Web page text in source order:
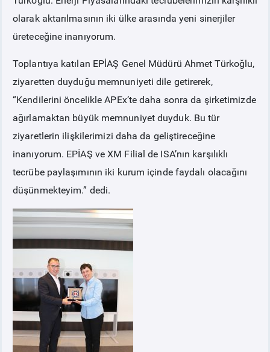
DUYURULAR
BT HİZMET YÖNETİM SİSTEMİ POLİTİKAMIZ
olarak aktarılmasının iki ülke arasında yeni sinerjiler
üreteceğine inanıyorum.
Toplantıya katılan EPİAŞ Genel Müdürü Ahmet Türkoğlu,
ziyaretten duyduğu memnuniyeti dile getirerek,
“Kendilerini öncelikle APEx’te daha sonra da şirketimizde
ağırlamaktan büyük memnuniyet duyduk. Bu tür
ziyaretlerin ilişkilerimizi daha da geliştireceğine
inanıyorum. EPİAŞ ve XM Filial de ISA’nın karşılıklı
tecrübe paylaşımının iki kurum içinde faydalı olacağını
düşünmekteyim.” dedi.